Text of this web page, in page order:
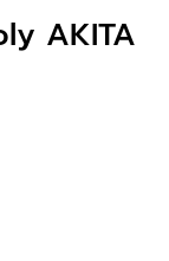
AKITA